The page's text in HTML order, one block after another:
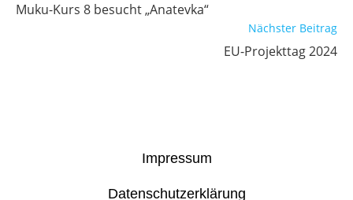
Muku-Kurs 8 besucht „Anatevka“
Nächster Beitrag
EU-Projekttag 2024
Impressum
Datenschutzerklärung